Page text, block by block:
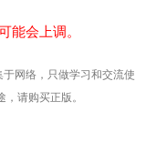
能会上调。
网络，只做学习和交流使
请购买正版。